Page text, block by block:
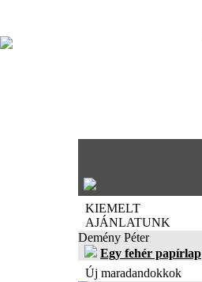
KIEMELT
AJÁNLATUNK
Demény Péter
Egy fehér papírlap
Új maradandokkok